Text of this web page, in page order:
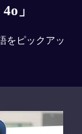
」
をピックアッ